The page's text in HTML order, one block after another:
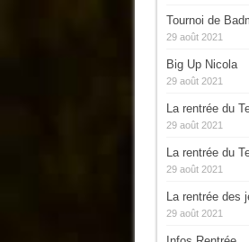
Tournoi de
29 août 2021
Big Up Nicola
29 août 2021
La rentrée du
29 août 2021
La rentrée du
29 août 2021
La rentrée des
29 août 2021